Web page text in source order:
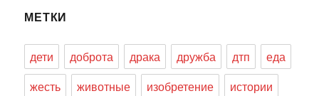
МЕТКИ
дети доброта драка дружба дтп
еда
жесть
животные изобретение истории